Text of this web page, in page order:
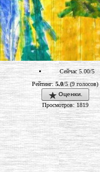
Сейчас 5.00/5
Рейтинг:5.0/5 (9 голосов)
Оценки.
Просмотров: 1819